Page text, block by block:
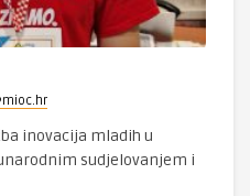
inovacija mladih u
sudjelovanjem i